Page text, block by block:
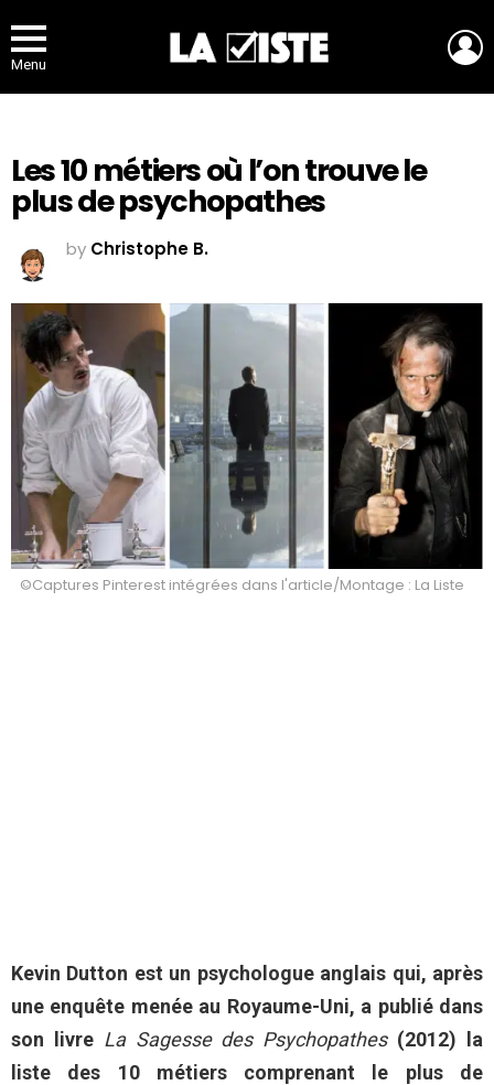
Menu
Les 10 métiers où l’on trouve le
plus de psychopathes
by Christophe B.
©Captures Pinterest intégrées dans l'article/Montage : La Liste
Kevin Dutton est un psychologue anglais qui, après
une enquête menée au Royaume-Uni, a publié dans
son livre La Sagesse des Psychopathes(2012) la
liste des 10 métiers comprenant le plus de